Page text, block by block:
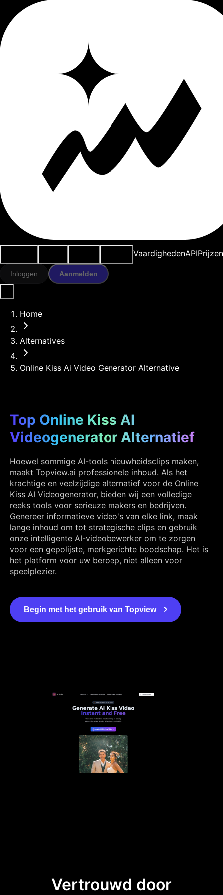
VaardighedenAPIPrijzen
Inloggen Aanmelden
Home
Alternatives
Online Kiss Ai Video Generator Alternative
Top Online Kiss AI
Videogenerator Alternatief
Hoewel sommige AI-tools nieuwheidsclips maken,
maakt Topview.ai professionele inhoud. Als het
krachtige en veelzijdige alternatief voor de Online
Kiss AI Videogenerator, bieden wij een volledige
reeks tools voor serieuze makers en bedrijven.
Genereer informatieve video's van elke link, maak
lange inhoud om tot strategische clips en gebruik
onze intelligente AI-videobewerker om te zorgen
voor een gepolijste, merkgerichte boodschap. Het is
het platform voor uw beroep, niet alleen voor
speelplezier.
Begin met het gebruik van Topview
Vertrouwd door